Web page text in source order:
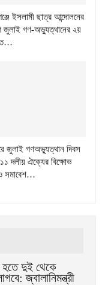
ইসলামী ছাত্র আন্দোলনের
জুলাই গণ-অভ্যুত্থানের ২য়
জুলাই গণঅভ্যুত্থান দিবস
দলীয় ঐক্যের বিক্ষোভ
সমাবেশ…
হতে দুই থেকে
জ্বালানিমন্ত্রী